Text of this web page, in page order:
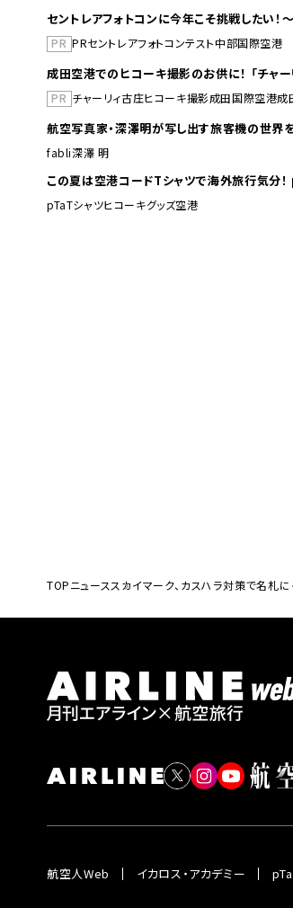
セントレアフォトコンに今年こそ挑戦したい
PR PRセントレアフォトコンテスト中部国際空港
成田空港でのヒコーキ撮影のお供に！ 「チャ
PR チャーリィ古庄ヒコーキ撮影成田国際空港成
航空写真家・深澤明が写し出す旅客機の世界
fabli深澤 明
pTaTシャツヒコーキグッズ空港
TOPニューススカイマーク、カスハラ対策で名札
航空人Web イカロス・アカデミー